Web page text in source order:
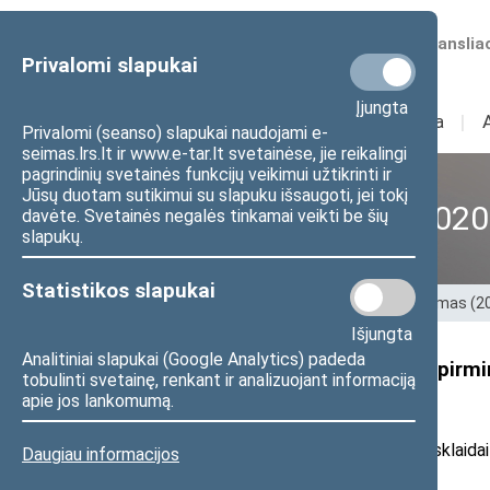
Privalomi slapukai
Įjungta
Privalomi (seanso) slapukai naudojami e-
seimas.lrs.lt ir www.e-tar.lt svetainėse, jie reikalingi
pagrindinių svetainės funkcijų veikimui užtikrinti ir
Jūsų duotam sutikimui su slapuku išsaugoti, jei tokį
davėte. Svetainės negalės tinkamai veikti be šių
slapukų.
Statistikos slapukai
Išjungta
Analitiniai slapukai (Google Analytics) padeda
tobulinti svetainę, renkant ir analizuojant informaciją
apie jos lankomumą.
Daugiau informacijos
Numatomos
Sudėtis Veikla I
XII Seimas
Pradžia>Ankstesnės kadencijos > XII Seimas
Sveikos gyvensenos komisijos
pradėti“
2019 m. vasario 26 d. pranešimas žiniasklaidai